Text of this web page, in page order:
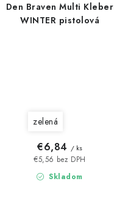
Den Braven Multi Kleber
WINTER pistolová
zelená
Skladom
€5,56 bez DPH
€6,84 / ks